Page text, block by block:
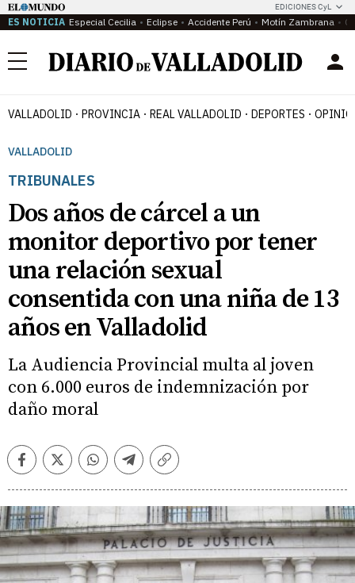
EDICIONES CyL
ES NOTICIA Especial Cecilia Eclipse Accidente Perú Motín Zambrana
Menú
VALLADOLID PROVINCIA REAL VALLADOLID DEPORTES
VALLADOLID
TRIBUNALES
Dos años de cárcel a un
monitor deportivo por tener
una relación sexual
consentida con una niña de 13
años en Valladolid
La Audiencia Provincial multa al joven
con 6.000 euros de indemnización por
daño moral
FacebookTwitterWhatsappTelegramCopiar